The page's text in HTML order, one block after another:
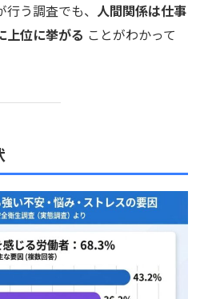
う調査でも、 人間関係は仕事
上位に挙がる ことがわかって